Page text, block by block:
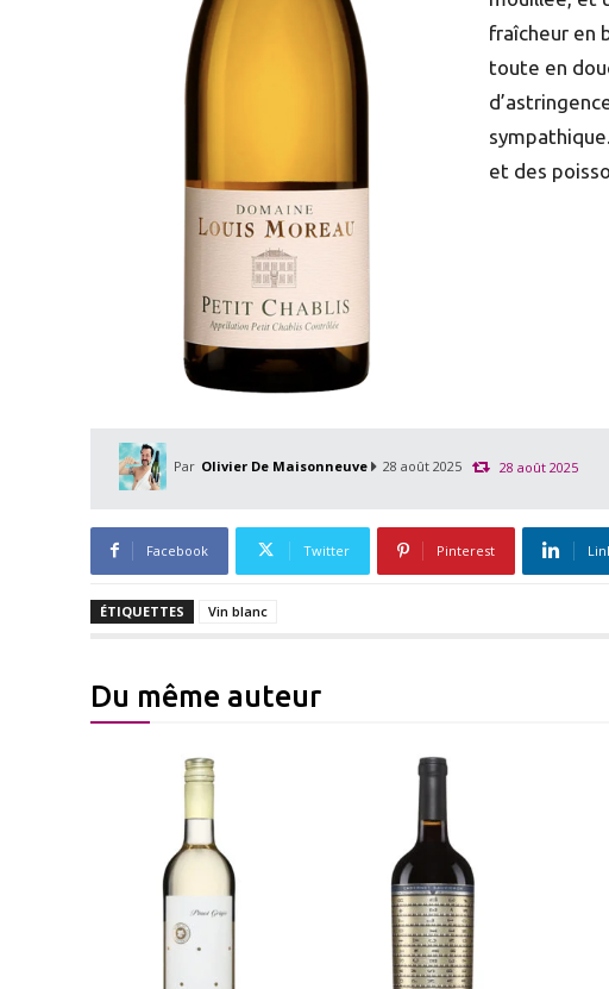
fraîcheur en
toute en
et des
Par Olivier De Maisonneuve 28 août 2025 28 août 2025
Facebook Twitter Pinterest
ÉTIQUETTES Vin blanc
Du même auteur